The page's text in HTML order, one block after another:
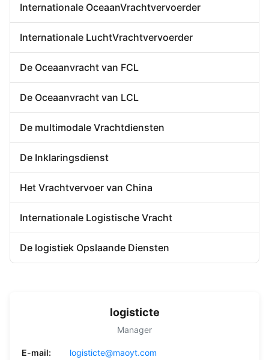
Forwarder de de Uitvoerinvoer
Huis-aan-huisforwarder
De Opslaande Dienst van China
Internationale OceaanVrachtvervoerder
Internationale LuchtVrachtvervoerder
De Oceaanvracht van FCL
De Oceaanvracht van LCL
De multimodale Vrachtdiensten
De Inklaringsdienst
Het Vrachtvervoer van China
Internationale Logistische Vracht
De logistiek Opslaande Diensten
logisticte
Manager
E-mail:
logisticte@maoyt.com